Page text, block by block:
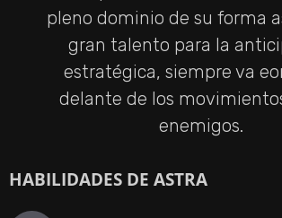
pleno dominio de su forma
gran talento para la
estratégica, siempre va
delante de los
enemigos.
HABILIDADES DE ASTRA